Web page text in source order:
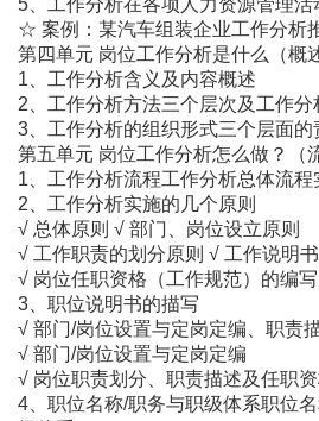
☆ 案例：某汽车组装企业工作分析
第四单元 岗位工作分析是什么（概
1、工作分析含义及内容概述
2、工作分析方法三个层次及工作分
3、工作分析的组织形式三个层面的
第五单元 岗位工作分析怎么做？（
1、工作分析流程工作分析总体流程
2、工作分析实施的几个原则
√ 总体原则 √ 部门、岗位设立原则
√ 工作职责的划分原则 √ 工作说明
√ 岗位任职资格（工作规范）的编写
3、职位说明书的描写
√ 部门/岗位设置与定岗定编、职责
√ 部门/岗位设置与定岗定编
√ 岗位职责划分、职责描述及任职
4、职位名称/职务与职级体系职位